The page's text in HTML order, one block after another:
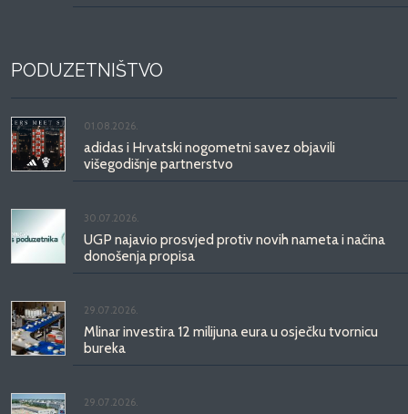
PODUZETNIŠTVO
01.08.2026.
adidas i Hrvatski nogometni savez objavili
višegodišnje partnerstvo
30.07.2026.
UGP najavio prosvjed protiv novih nameta i načina
donošenja propisa
29.07.2026.
Mlinar investira 12 milijuna eura u osječku tvornicu
bureka
29.07.2026.